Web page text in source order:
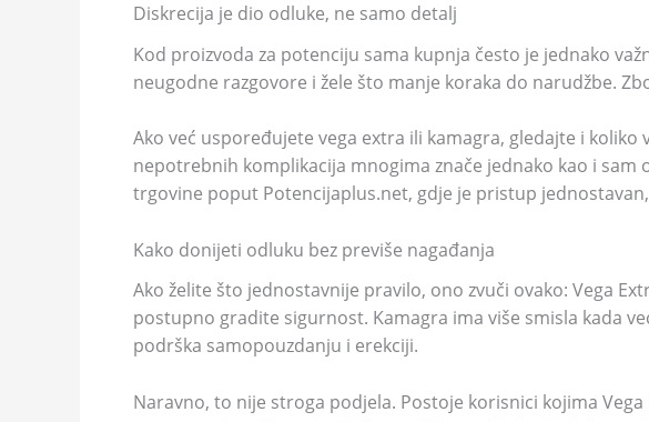
Diskrecija je dio odluke, ne samo detalj
Kod proizvoda za potenciju sama kupnja često je jednako
neugodne razgovore i žele što manje koraka do narudžbe.
Ako već uspoređujete vega extra ili kamagra, gledajte i
nepotrebnih komplikacija mnogima znače jednako kao i
trgovine poput Potencijaplus.net, gdje je pristup
Kako donijeti odluku bez previše nagađanja
Ako želite što jednostavnije pravilo, ono zvuči ovako: Vega
postupno gradite sigurnost. Kamagra ima više smisla kada
podrška samopouzdanju i erekciji.
Naravno, to nije stroga podjela. Postoje korisnici kojima